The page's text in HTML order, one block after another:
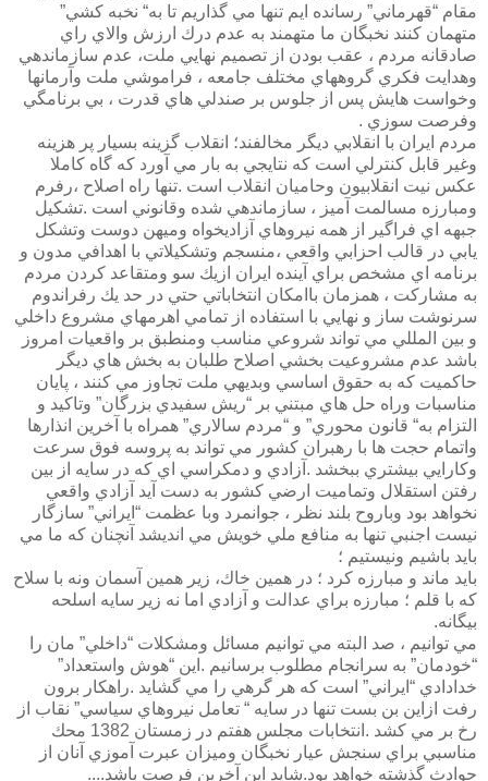
مقام “قهرماني” رسانده ايم تنها مي گذاريم تا به“ نخبه كشي”
متهمان كنند نخبگان ما متهمند به عدم درك ارزش والاي راي
صادقانه مردم ، عقب بودن از تصميم نهايي ملت، عدم سازماندهي
وهدايت فكري گروههاي مختلف جامعه ، فراموشي ملت وآرمانها
وخواست هايش پس از جلوس بر صندلي هاي قدرت ، بي برنامگي
وفرصت سوزي .
مردم ايران با انقلابي ديگر مخالفند؛ انقلاب گزينه بسيار پر هزينه
وغير قابل كنترلي است كه نتايجي به بار مي آورد كه گاه كاملا
عكس نيت انقلابيون وحاميان انقلاب است .تنها راه اصلاح ،رفرم
ومبارزه مسالمت آميز ، سازماندهي شده وقانوني است .تشكيل
جبهه اي فراگير از همه نيروهاي آزاديخواه وميهن دوست وتشكل
يابي در قالب احزابي واقعي ،منسجم وتشكيلاتي با اهدافي مدون و
برنامه اي مشخص براي آينده ايران ازيك سو ومتقاعد كردن مردم
به مشاركت ، همزمان باامكان انتخاباتي حتي در حد يك رفراندوم
سرنوشت ساز و نهايي با استفاده از تمامي اهرمهاي مشروع داخلي
و بين المللي مي تواند شروعي مناسب ومنطبق بر واقعيات امروز
باشد عدم مشروعيت بخشي اصلاح طلبان به بخش هاي ديگر
حاكميت كه به حقوق اساسي وبديهي ملت تجاوز مي كنند ، پايان
مناسبات وراه حل هاي مبتني بر “ريش سفيدي بزرگان” وتاكيد و
التزام به“ قانون محوري” و “مردم سالاري” همراه با آخرين انذارها
واتمام حجت ها با رهبران كشور مي تواند به پروسه فوق سرعت
وكارايي بيشتري ببخشد .آزادي و دمكراسي اي كه در سايه از بين
رفتن استقلال وتماميت ارضي كشور به دست آيد آزادي واقعي
نخواهد بود وباروح بلند نظر ، جوانمرد وبا عظمت “ايراني” سازگار
نيست اجنبي تنها به منافع ملي خويش مي انديشد آنچنان كه ما مي
بايد باشيم ونيستيم ؛
بايد ماند و مبارزه كرد ؛ در همين خاك، زير همين آسمان ونه با سلاح
كه با قلم ؛ مبارزه براي عدالت و آزادي اما نه زير سايه اسلحه
بيگانه.
مي توانيم ، صد البته مي توانيم مسائل ومشكلات “داخلي” مان را
“خودمان” به سرانجام مطلوب برسانيم .اين “هوش واستعداد”
خدادادي “ايراني” است كه هر گرهي را مي گشايد .راهكار برون
رفت ازاين بن بست تنها در سايه “ تعامل نيروهاي سياسي” نقاب از
رخ بر مي كشد .انتخابات مجلس هفتم در زمستان 1382 محك
مناسبي براي سنجش عيار نخبگان وميزان عبرت آموزي آنان از
حوادث گذشته خواهد بود.شايد اين آخرين فرصت باشد....